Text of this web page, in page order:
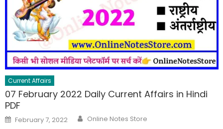
Current Affairs
07 February 2022 Daily Current Affairs in Hindi
PDF
Posted
on
February 7, 2022 Author
Online Notes Store